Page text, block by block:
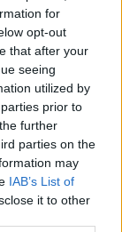
for
opt-out
that after your
seeing
utilized by
prior to
further
parties on the
may
IAB’s List of
it to other